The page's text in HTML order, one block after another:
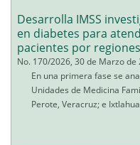
Desarrolla IMSS
en diabetes para
pacientes por
No. 170/2026, 30 de Marzo de
En una primera fase se
Unidades de Medicina
Perote, Veracruz; e